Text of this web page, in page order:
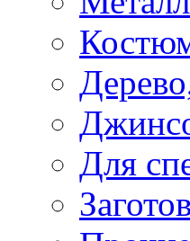
Для